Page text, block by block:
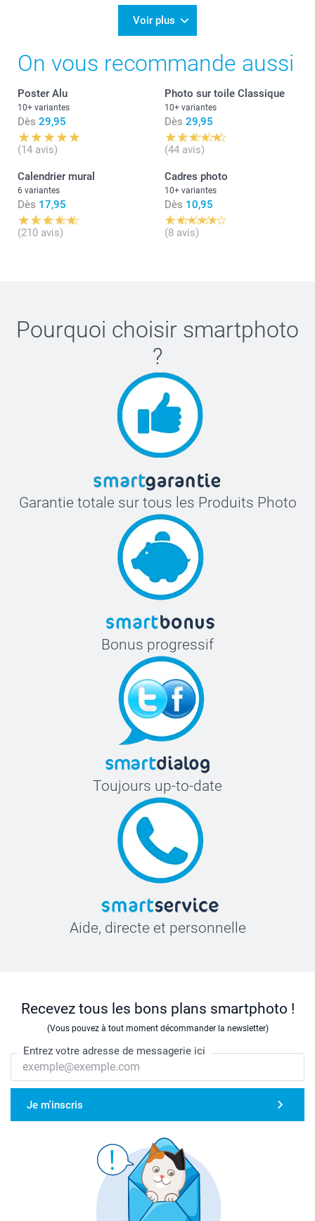
Voir plus
On vous recommande aussi
Poster Alu
10+ variantes
Dès 29,95
(14 avis)
Photo sur toile Classique
10+ variantes
Dès 29,95
(44 avis)
Calendrier mural
6 variantes
Dès 17,95
(210 avis)
Cadres photo
10+ variantes
Dès 10,95
(8 avis)
Pourquoi choisir smartphoto
?
Garantie totale sur tous les Produits Photo
Bonus progressif
Toujours up-to-date
Aide, directe et personnelle
Recevez tous les bons plans smartphoto !
(Vous pouvez à tout moment décommander la newsletter)
Entrez votre adresse de messagerie ici
Je m'inscris